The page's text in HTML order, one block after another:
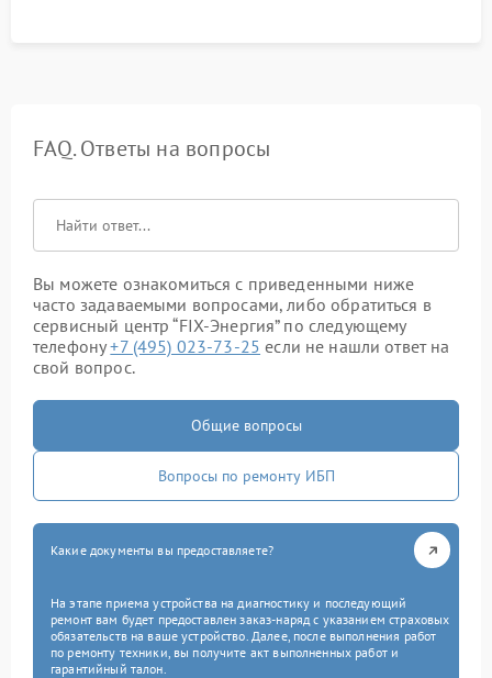
FAQ. Ответы на вопросы
Вы можете ознакомиться с приведенными ниже
часто задаваемыми вопросами, либо обратиться в
сервисный центр “FIX-Энергия” по следующему
телефону+7 (495) 023-73-25 если не нашли ответ на
свой вопрос.
Общие вопросы
Вопросы по ремонту ИБП
Какие документы вы предоставляете?
На этапе приема устройства на диагностику и последующий
ремонт вам будет предоставлен заказ-наряд с указанием страховых
обязательств на ваше устройство. Далее, после выполнения работ
по ремонту техники, вы получите акт выполненных работ и
гарантийный талон.